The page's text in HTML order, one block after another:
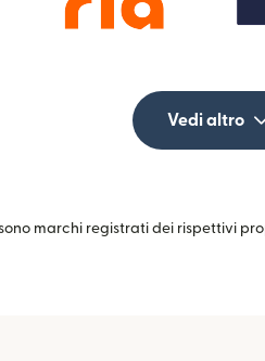
Vedi altro
marchi registrati dei rispettivi